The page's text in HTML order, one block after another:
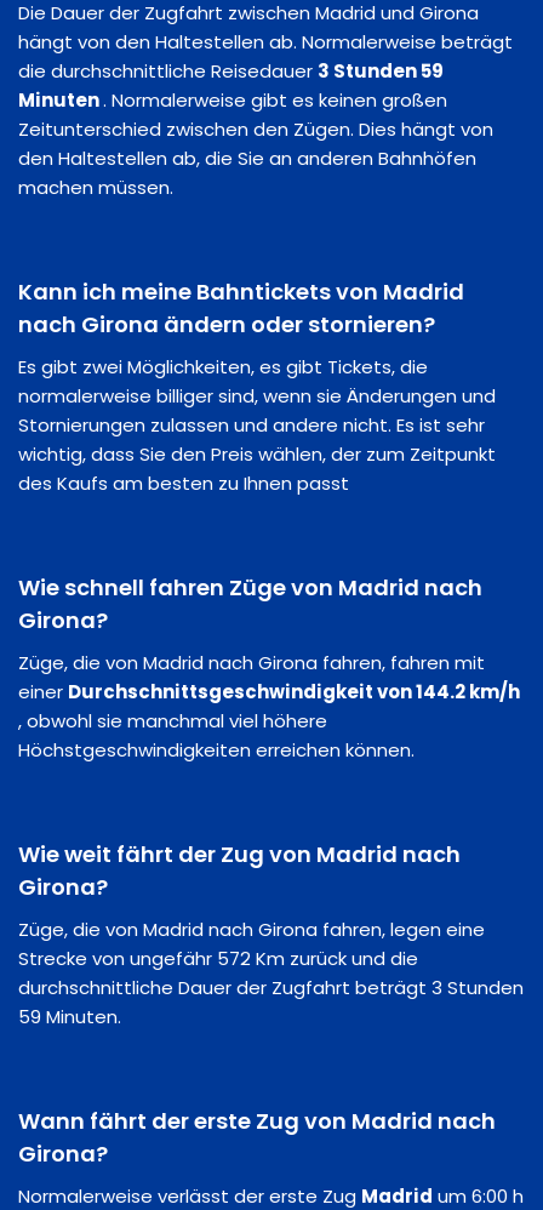
Die Dauer der Zugfahrt zwischen Madrid und Girona
hängt von den Haltestellen ab. Normalerweise beträgt
die durchschnittliche Reisedauer 3 Stunden 59
Minuten. Normalerweise gibt es keinen großen
Zeitunterschied zwischen den Zügen. Dies hängt von
den Haltestellen ab, die Sie an anderen Bahnhöfen
machen müssen.
Kann ich meine Bahntickets von Madrid
nach Girona ändern oder stornieren?
Es gibt zwei Möglichkeiten, es gibt Tickets, die
normalerweise billiger sind, wenn sie Änderungen und
Stornierungen zulassen und andere nicht. Es ist sehr
wichtig, dass Sie den Preis wählen, der zum Zeitpunkt
des Kaufs am besten zu Ihnen passt
Wie schnell fahren Züge von Madrid nach
Girona?
Züge, die von Madrid nach Girona fahren, fahren mit
einer Durchschnittsgeschwindigkeit von 144.2 km/h
, obwohl sie manchmal viel höhere
Höchstgeschwindigkeiten erreichen können.
Wie weit fährt der Zug von Madrid nach
Girona?
Züge, die von Madrid nach Girona fahren, legen eine
Strecke von ungefähr 572 Km zurück und die
durchschnittliche Dauer der Zugfahrt beträgt 3 Stunden
59 Minuten.
Wann fährt der erste Zug von Madrid nach
Girona?
Normalerweise verlässt der erste Zug Madrid um 6:00 h